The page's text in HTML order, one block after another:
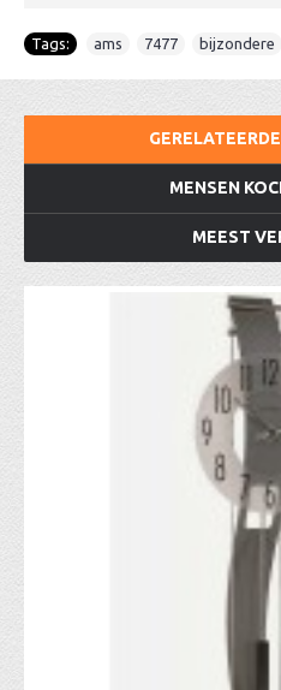
Tags: ams 7477 bijzondere
MENSEN
MEEST